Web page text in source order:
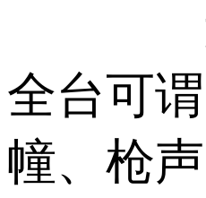
近
全台可
幢、枪声